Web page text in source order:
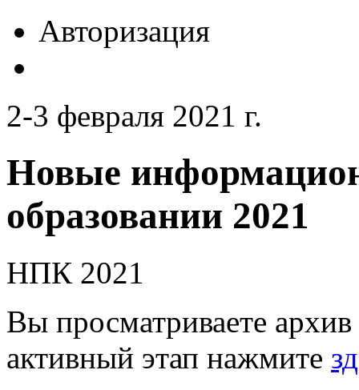
Авторизация
2-3 февраля 2021 г.
Новые
образовании 2021
НПК 2021
Вы просматриваете
активный этап нажмите